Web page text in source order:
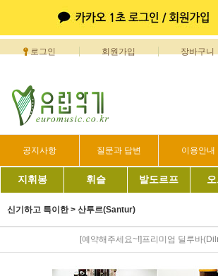
로그인 회원가입 장바구니
공지사항 질문과 답변 이용안내
지휘봉 휘슬 발도르프
신기하고 특이한> 산투르(Santur)
[예약해주세요~!]프리미엄 딜루바